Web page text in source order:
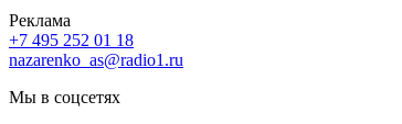
Реклама
+7 495 252 01 18
nazarenko_as@radio1.ru
Мы в соцсетях